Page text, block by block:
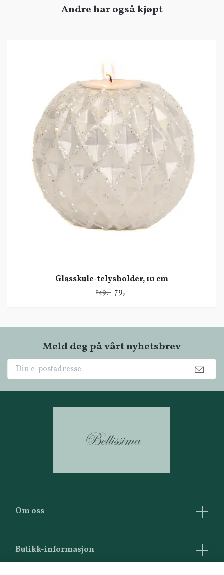
Glasskule-telysholder, 10 cm
149,- 79,-
Meld deg på vårt nyhetsbrev
Om oss
Butikk-informasjon